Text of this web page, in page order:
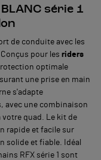
série 1
de conduite avec les
pour les riders
optimale
une prise en main
s'adapte
avec une combinaison
votre quad. Le kit de
rapide et facile sur
solide et fiable. Idéal
RFX série 1 sont